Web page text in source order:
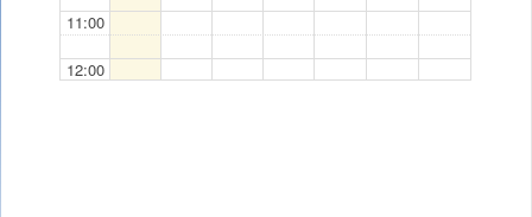
11:00
12:00